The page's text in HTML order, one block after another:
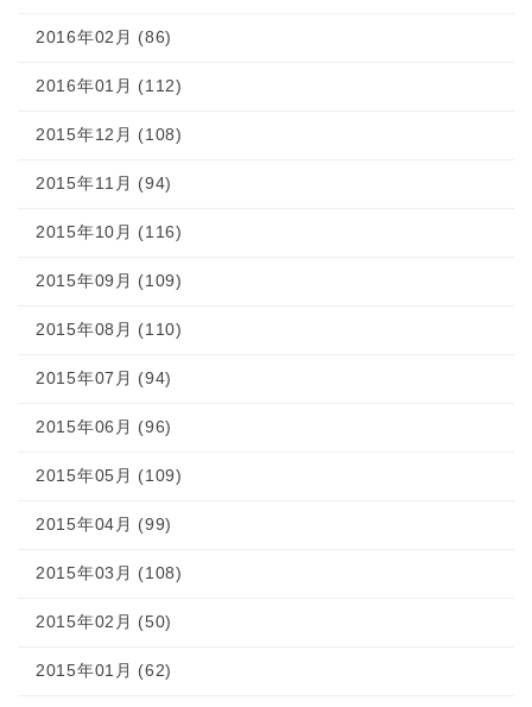
2016年02月 (86)
2016年01月 (112)
2015年12月 (108)
2015年11月 (94)
2015年10月 (116)
2015年09月 (109)
2015年08月 (110)
2015年07月 (94)
2015年06月 (96)
2015年05月 (109)
2015年04月 (99)
2015年03月 (108)
2015年02月 (50)
2015年01月 (62)